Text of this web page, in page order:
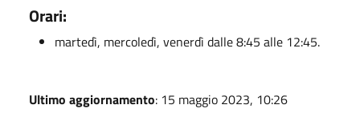
Orari:
martedì, mercoledì, venerdì dalle 8:45 alle 12:45.
Ultimo aggiornamento: 15 maggio 2023, 10:26